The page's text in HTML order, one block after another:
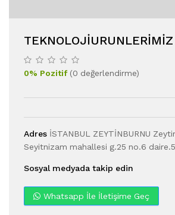
TEKNOLOJIURUNLERIMIZ
0% Pozitif(0 değerlendirme)
Adres İSTANBUL ZEYTİNBURNU
Seyitnizam mahallesi g.25 no.6 daire.5
Sosyal medyada takip edin
Whatsapp İle İletişime Geç